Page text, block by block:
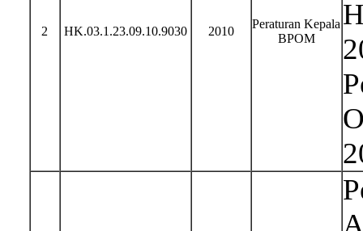
2 HK.03.1.23.09.10.9030 2010
Peraturan Kepala
BPOM